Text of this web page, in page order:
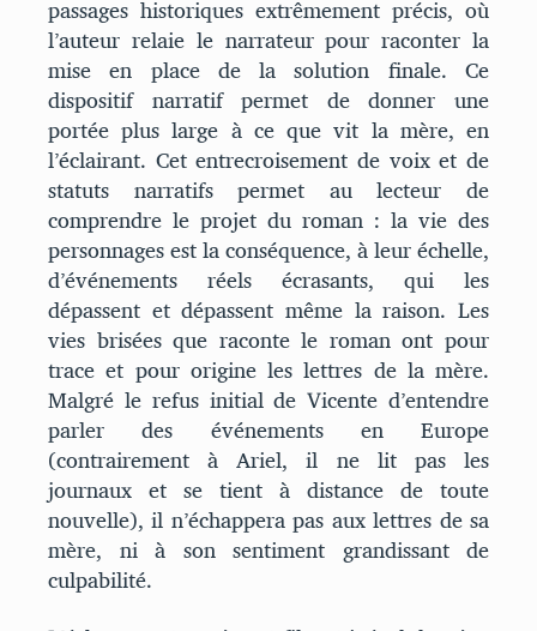
passages historiques extrêmement précis, où
l’auteur relaie le narrateur pour raconter la
mise en place de la solution finale. Ce
dispositif narratif permet de donner une
portée plus large à ce que vit la mère, en
l’éclairant. Cet entrecroisement de voix et de
statuts narratifs permet au lecteur de
comprendre le projet du roman : la vie des
personnages est la conséquence, à leur échelle,
d’événements réels écrasants, qui les
dépassent et dépassent même la raison. Les
vies brisées que raconte le roman ont pour
trace et pour origine les lettres de la mère.
Malgré le refus initial de Vicente d’entendre
parler des événements en Europe
(contrairement à Ariel, il ne lit pas les
journaux et se tient à distance de toute
nouvelle), il n’échappera pas aux lettres de sa
mère, ni à son sentiment grandissant de
culpabilité.